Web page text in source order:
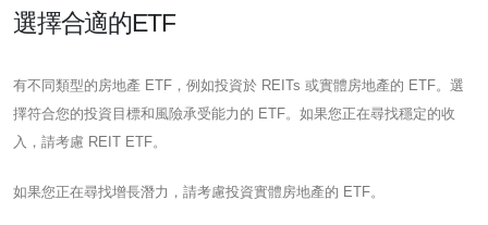
選擇合適的ETF
有不同類型的房地產 ETF，例如投資於 REITs 或實體房地產的 ETF。選
擇符合您的投資目標和風險承受能力的 ETF。如果您正在尋找穩定的收
入，請考慮 REIT ETF。
如果您正在尋找增長潛力，請考慮投資實體房地產的 ETF。